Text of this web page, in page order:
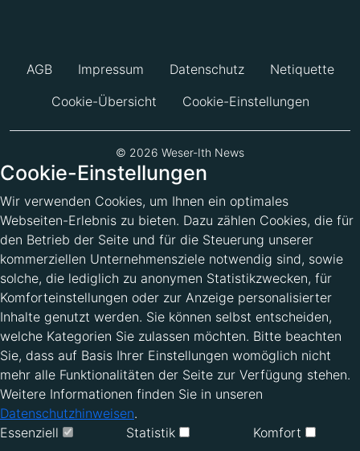
AGB Impressum Datenschutz
Netiquette
Cookie-Übersicht
Cookie-Einstellungen
© 2026 Weser-Ith News
Cookie-Einstellungen
Wir verwenden Cookies, um Ihnen ein optimales
Webseiten-Erlebnis zu bieten. Dazu zählen Cookies, die für
den Betrieb der Seite und für die Steuerung unserer
kommerziellen Unternehmensziele notwendig sind, sowie
solche, die lediglich zu anonymen Statistikzwecken, für
Komforteinstellungen oder zur Anzeige personalisierter
Inhalte genutzt werden. Sie können selbst entscheiden,
welche Kategorien Sie zulassen möchten. Bitte beachten
Sie, dass auf Basis Ihrer Einstellungen womöglich nicht
mehr alle Funktionalitäten der Seite zur Verfügung stehen.
Weitere Informationen finden Sie in unseren
Datenschutzhinweisen.
Essenziell
Statistik Komfort